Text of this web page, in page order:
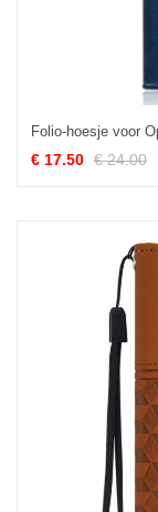
Folio-hoesje voor
€ 17.50 € 24.00